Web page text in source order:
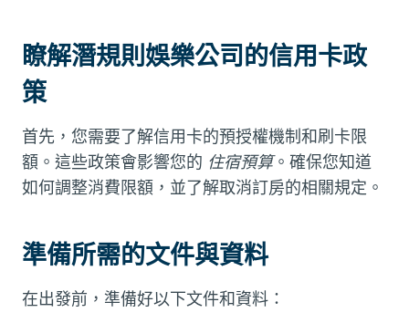
瞭解潛規則娛樂公司的信用卡政
策
首先，您需要了解信用卡的預授權機制和刷卡限
額。這些政策會影響您的 住宿預算。確保您知道
如何調整消費限額，並了解取消訂房的相關規定。
準備所需的文件與資料
在出發前，準備好以下文件和資料：